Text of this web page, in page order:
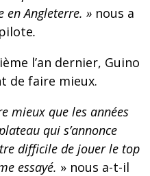
en Angleterre. » nous a
.
l’an dernier, Guino
de faire mieux.
mieux que les années
qui s’annonce
difficile de jouer le top
essayé. » nous a-t-il